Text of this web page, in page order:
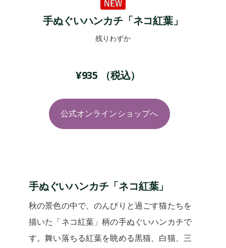
手ぬぐいハンカチ「ネコ紅葉」
残りわずか
¥935 （税込）
公式オンラインショップへ
手ぬぐいハンカチ「ネコ紅葉」
秋の景色の中で、のんびりと過ごす猫たちを
描いた「ネコ紅葉」柄の手ぬぐいハンカチで
す。舞い落ちる紅葉を眺める黒猫、白猫、三